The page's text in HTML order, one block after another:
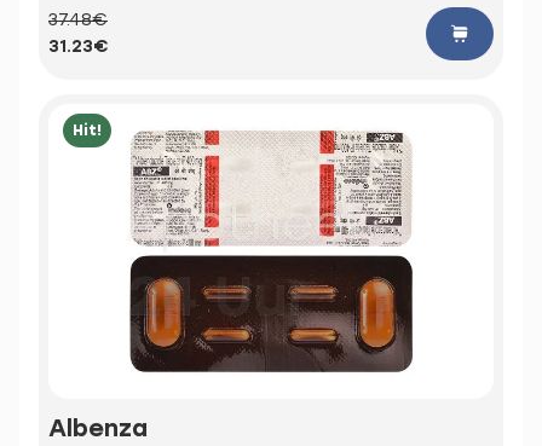
37.48€
31.23€
Hit!
Albenza